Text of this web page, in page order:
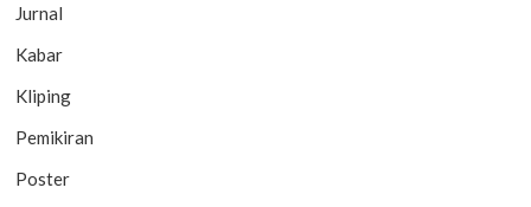
Jurnal
Kabar
Kliping
Pemikiran
Poster